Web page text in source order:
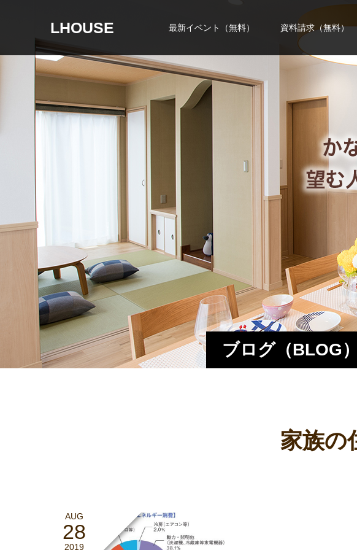
LHOUSE 最新イベント（無料） 資料請求（無料）
ブログ（BLOG
家族の
AUG
28
2019